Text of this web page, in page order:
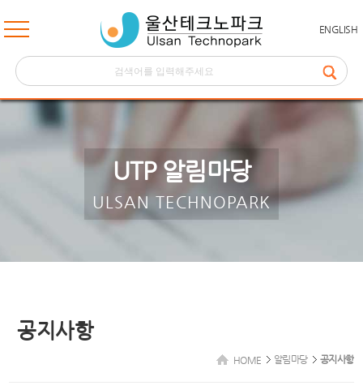
ENGLISH
UTP 알림마당
ULSAN TECHNOPARK
공지사항
HOME 알림마당 공지사항